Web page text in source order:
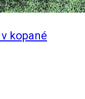
kopané